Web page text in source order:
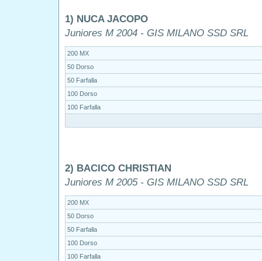
1) NUCA JACOPO
Juniores M 2004 - GIS MILANO SSD SRL
200 MX
50 Dorso
50 Farfalla
100 Dorso
100 Farfalla
2) BACICO CHRISTIAN
Juniores M 2005 - GIS MILANO SSD SRL
200 MX
50 Dorso
50 Farfalla
100 Dorso
100 Farfalla